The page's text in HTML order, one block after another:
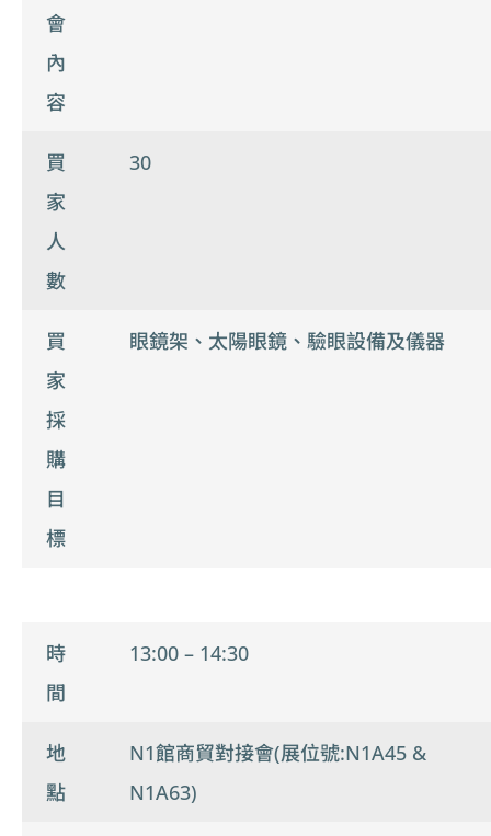
會
內
容
買
家
人
數
30
買
家
採
購
目
標
眼鏡架、太陽眼鏡、驗眼設備及儀器
時
間
13:00 – 14:30
地
點
N1館商貿對接會(展位號:N1A45 &
N1A63)